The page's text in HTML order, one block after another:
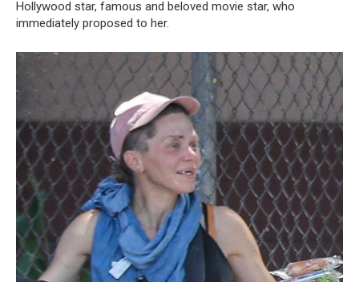
Hollywood star, famous and beloved movie star, who
immediately proposed to her.